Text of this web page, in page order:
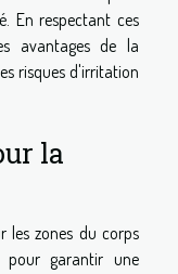
En respectant ces
avantages de la
risques d'irritation
la
les zones du corps
pour garantir une